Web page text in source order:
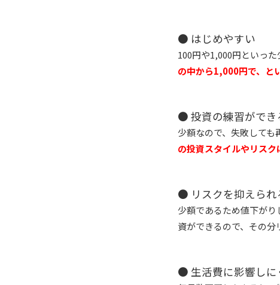
● はじめやすい
100円や1,000円といっ
の中から1,000円で、と
● 投資の練習ができ
少額なので、失敗しても
の投資スタイルやリスク
● リスクを抑えられ
少額であるため値下が
資ができるので、その分
● 生活費に影響しに